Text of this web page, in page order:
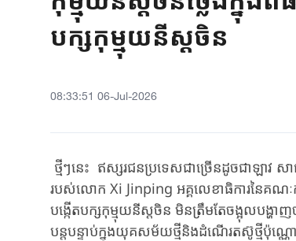
បក្សកុម្មុយនីស្តចិន
08:33:51 06-Jul-2026
ថ្មីៗនេះ ឥស្សរជនប្រទេសជាច្រើនដូចជាឡាវ​ ស
របស់លោក Xi Jinping អគ្គលេខាធិការនៃគណៈក
បង្កើតបក្សកុម្មុយនីស្តចិន មិនត្រឹមតែចង្អុលបង្ហ
បន្តបន្ទាប់ក្នុងយុគសម័យថ្មីនិងដំណើរតស៊ូថ្មីប៉ុណ្ណោ